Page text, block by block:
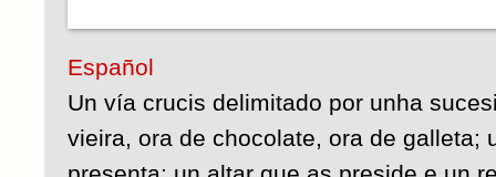
Español
Un vía crucis delimitado por unha
vieira, ora de chocolate, ora de galleta;